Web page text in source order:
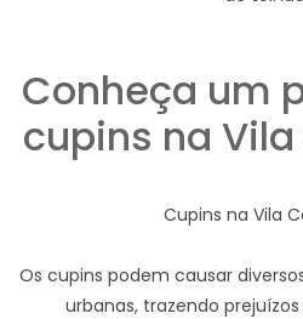
Conheça um
cupins na
Cupins na Vila
Os cupins podem causar
urbanas, trazendo